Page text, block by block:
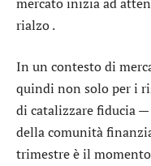
rialzo .
In un contesto di
quindi non solo per i
di catalizzare fiducia
della comunità
trimestre è il